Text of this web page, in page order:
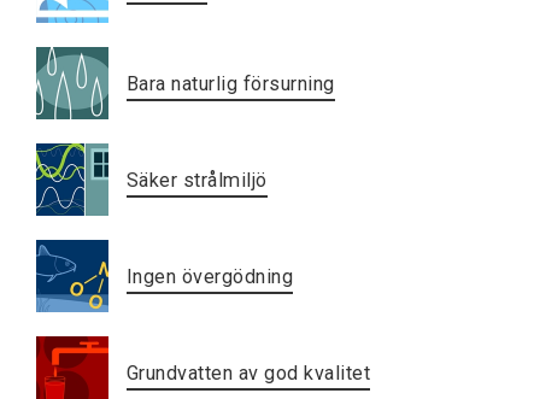
Bara naturlig försurning
Säker strålmiljö
Ingen övergödning
Grundvatten av god kvalitet